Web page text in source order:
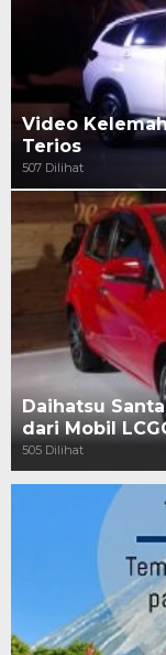
Video
Terios
507 Dilihat
Daihatsu
dari Mobil
505 Dilihat